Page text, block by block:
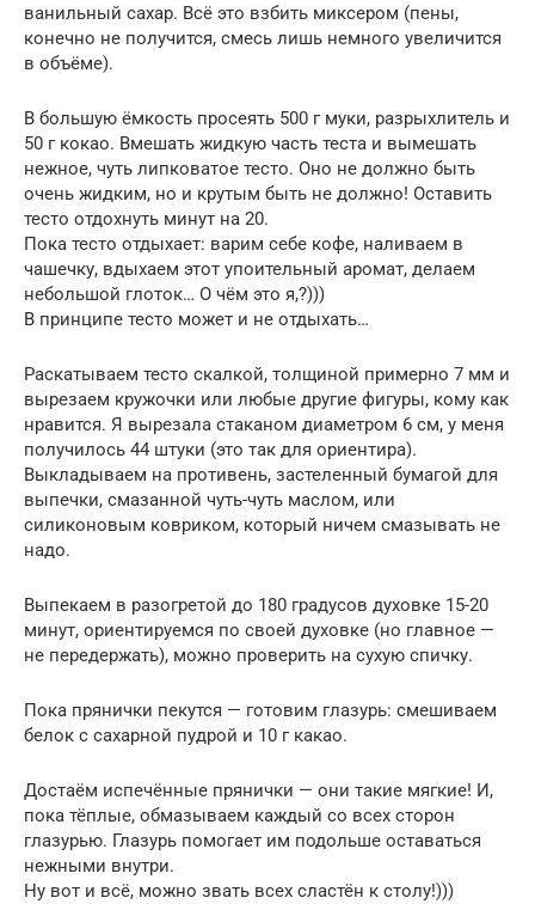
ванильный сахар. Всё это взбить миксером (пены,
конечно не получится, смесь лишь немного увеличится
в объёме).
В большую ёмкость просеять 500 г муки, разрыхлитель и
50 г кокао. Вмешать жидкую часть теста и вымешать
нежное, чуть липковатое тесто. Оно не должно быть
очень жидким, но и крутым быть не должно! Оставить
тесто отдохнуть минут на 20.
Пока тесто отдыхает: варим себе кофе, наливаем в
чашечку, вдыхаем этот упоительный аромат, делаем
небольшой глоток… О чём это я,?)))
В принципе тесто может и не отдыхать…
Раскатываем тесто скалкой, толщиной примерно 7 мм и
вырезаем кружочки или любые другие фигуры, кому как
нравится. Я вырезала стаканом диаметром 6 см, у меня
получилось 44 штуки (это так для ориентира).
Выкладываем на противень, застеленный бумагой для
выпечки, смазанной чуть-чуть маслом, или
силиконовым ковриком, который ничем смазывать не
надо.
Выпекаем в разогретой до 180 градусов духовке 15-20
минут, ориентируемся по своей духовке (но главное —
не передержать), можно проверить на сухую спичку.
Пока прянички пекутся — готовим глазурь: смешиваем
белок с сахарной пудрой и 10 г какао.
Достаём испечённые прянички — они такие мягкие! И,
пока тёплые, обмазываем каждый со всех сторон
глазурью. Глазурь помогает им подольше оставаться
нежными внутри.
Ну вот и всё, можно звать всех сластён к столу!)))